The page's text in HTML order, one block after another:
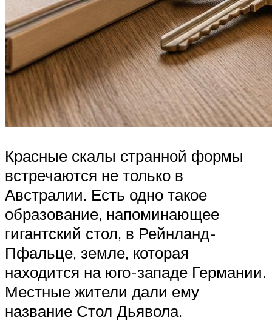
Красные скалы странной формы
встречаются не только в
Австралии. Есть одно такое
образование, напоминающее
гигантский стол, в Рейнланд-
Пфальце, земле, которая
находится на юго-западе Германии.
Местные жители дали ему
название Стол Дьявола.